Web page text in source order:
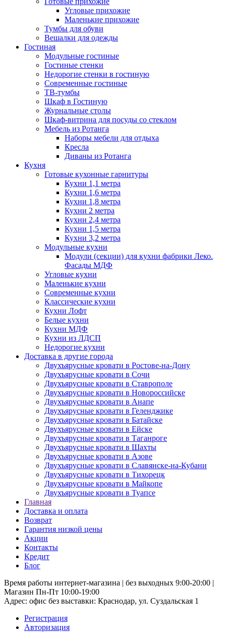
Угловые прихожие
Маленькие прихожие
Тумбы для обуви
Вешалки для одежды
Гостиная
Модульные гостиные
Гостиные стенки
Недорогие стенки в гостиную
Современные гостиные
ТВ-тумбы
Шкаф в Гостиную
Журнальные столы
Шкаф-витрина для посуды со стеклом
Мебель из Ротанга
Наборы мебели для отдыха
Кресла
Диваны из Ротанга
Кухня
Готовые кухонные гарнитуры
Кухни 1,1 метра
Кухни 1,6 метра
Кухни 1,8 метра
Кухни 2 метра
Кухни 2,4 метра
Кухни 1,5 метра
Кухни 3,2 метра
Модульные кухни
Модули (секции) для кухни фабрики Леко.
Фасады МДФ
Угловые кухни
Маленькие кухни
Современные кухни
Классические кухни
Кухни Лофт
Белые кухни
Кухни МДФ
Кухни из ЛДСП
Недорогие кухни
Доставка в другие города
Двухъярусные кровати в Ростове-на-Дону
Двухъярусные кровати в Сочи
Двухъярусные кровати в Ставрополе
Двухъярусные кровати в Новороссийске
Двухъярусные кровати в Анапе
Двухъярусные кровати в Геленджике
Двухъярусные кровати в Батайске
Двухъярусные кровати в Ейске
Двухъярусные кровати в Таганроге
Двухъярусные кровати в Шахты
Двухъярусные кровати в Азове
Двухъярусные кровати в Славянске-на-Кубани
Двухъярусные кровати в Тихорецк
Двухъярусные кровати в Майкопе
Двухъярусные кровати в Туапсе
Главная
Доставка и оплата
Возврат
Гарантия низкой цены
Акции
Контакты
Кредит
Блог
Время работы интернет-магазина | без выходных 9:00-20:00 |
Магазин Пн-Пт 10:00-19:00
Адрес: офис без выставки: Краснодар, ул. Суздальская 1
Регистрация
Авторизация